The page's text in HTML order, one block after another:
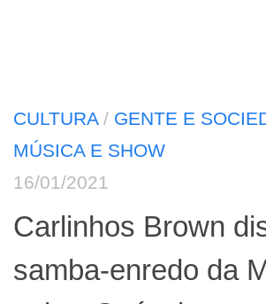
CULTURA/ GENTE E
MÚSICA E SHOW
16/01/2021
Carlinhos Brown
samba-enredo da